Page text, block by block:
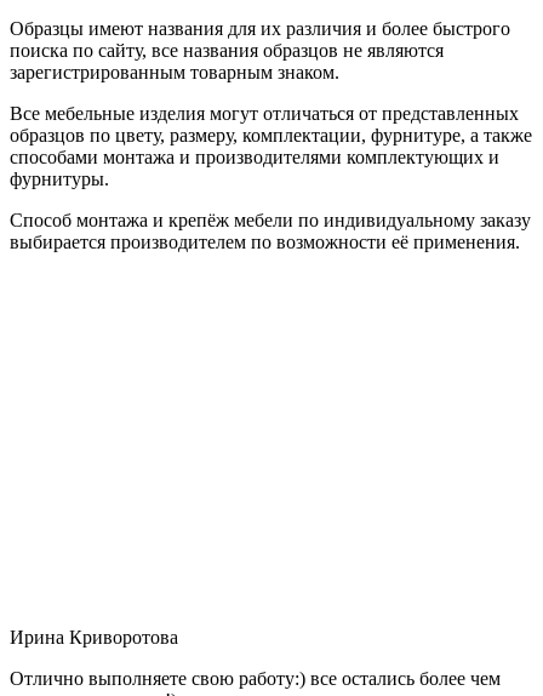
Образцы имеют названия для их различия и более быстрого
поиска по сайту, все названия образцов не являются
зарегистрированным товарным знаком.
Все мебельные изделия могут отличаться от представленных
образцов по цвету, размеру, комплектации, фурнитуре, а также
способами монтажа и производителями комплектующих и
фурнитуры.
Способ монтажа и крепёж мебели по индивидуальному заказу
выбирается производителем по возможности её применения.
Ирина Криворотова
Отлично выполняете свою работу:) все остались более чем